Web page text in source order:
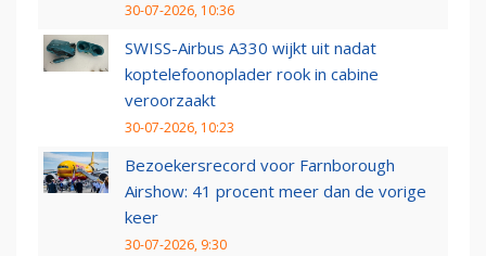
30-07-2026, 10:36
SWISS-Airbus A330 wijkt uit nadat
koptelefoonoplader rook in cabine
veroorzaakt
30-07-2026, 10:23
Bezoekersrecord voor Farnborough
Airshow: 41 procent meer dan de vorige
keer
30-07-2026, 9:30